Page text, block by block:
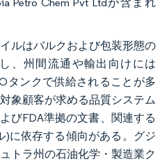
ルはバルクおよび包装形態の
、州間流通や輸出向けには
タンクで供給されることが多
象顧客が求める品質システム
びFDA準拠の文書、関連する
に依存する傾向がある。グジ
トラ州の石油化学・製造業ク